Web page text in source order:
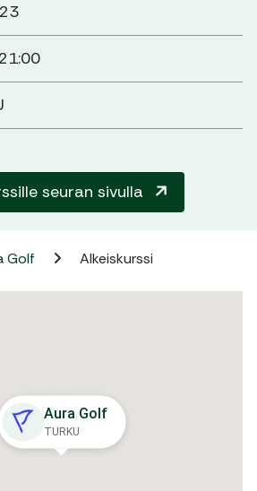
seuran sivulla
Golf Alkeiskurssi
Aura Golf
TURKU